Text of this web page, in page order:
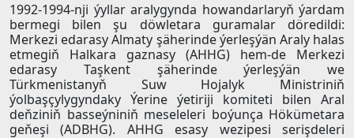
1992-1994-nji ýyllar aralygynda howandarlaryň ýardam
bermegi bilen şu döwletara guramalar döredildi:
Merkezi edarasy Almaty şäherinde ýerleşýän Araly halas
etmegiň Halkara gaznasy (AHHG) hem-de Merkezi
edarasy Taşkent şäherinde ýerleşýän we
Türkmenistanyň Suw Hojalyk Ministriniň
ýolbaşçylygyndaky Ýerine ýetiriji komiteti bilen Aral
deňziniň basseýniniň meseleleri boýunça Hökümetara
geňeşi (ADBHG). AHHG esasy wezipesi serişdeleri